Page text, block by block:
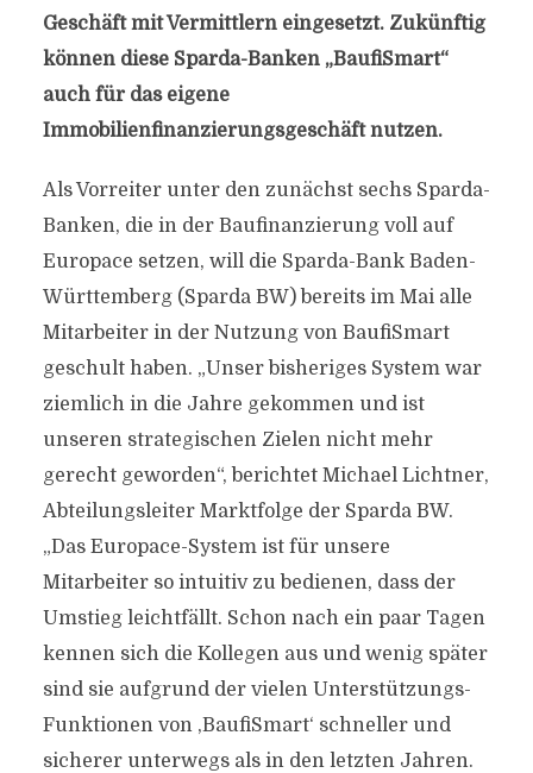
Geschäft mit Vermittlern eingesetzt. Zukünftig
können diese Sparda-Banken „BaufiSmart“
auch für das eigene
Immobilienfinanzierungsgeschäft nutzen.
Als Vorreiter unter den zunächst sechs Sparda-
Banken, die in der Baufinanzierung voll auf
Europace setzen, will die Sparda-Bank Baden-
Württemberg (Sparda BW) bereits im Mai alle
Mitarbeiter in der Nutzung von BaufiSmart
geschult haben. „Unser bisheriges System war
ziemlich in die Jahre gekommen und ist
unseren strategischen Zielen nicht mehr
gerecht geworden“, berichtet Michael Lichtner,
Abteilungsleiter Marktfolge der Sparda BW.
„Das Europace-System ist für unsere
Mitarbeiter so intuitiv zu bedienen, dass der
Umstieg leichtfällt. Schon nach ein paar Tagen
kennen sich die Kollegen aus und wenig später
sind sie aufgrund der vielen Unterstützungs-
Funktionen von ,BaufiSmart‘ schneller und
sicherer unterwegs als in den letzten Jahren.